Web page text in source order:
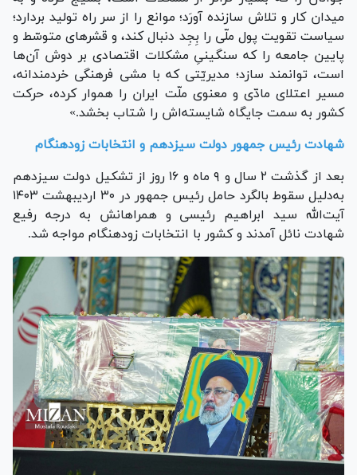
میدان کار و تلاش سازنده آورَد؛ موانع را از سر راه تولید بردارد؛
سیاست تقویت پول ملّی را بِجِد دنبال کند، و قشر‌های متوسّط و
پایین جامعه را که سنگینیِ مشکلات اقتصادی بر دوش آن‌ها
است، توانمند سازد؛ مدیریّتی که با مشی فرهنگی خردمندانه،
مسیر اعتلای مادّی و معنوی ملّت ایران را هموار کرده، حرکت
کشور به سمت جایگاه شایسته‌اش را شتاب بخشد.»
شهادت رئیس جمهور دولت سیزدهم و انتخابات زودهنگام
بعد از گذشت ۲ سال و ۹ ماه و ۱۶ روز از تشکیل دولت سیزدهم
به‌دلیل سقوط بالگرد حامل رئیس جمهور در ۳۰ اردیبهشت ۱۴۰۳
آیت‌الله سید ابراهیم رئیسی و همراهانش به درجه رفیع
شهادت نائل آمدند و کشور با انتخابات زودهنگام مواجه شد.